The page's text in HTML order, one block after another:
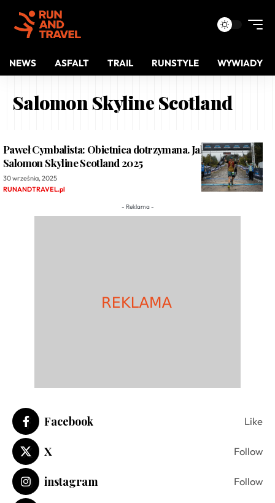
NEWS ASFALT TRAIL RUNSTYLE WYWIADY
Salomon Skyline Scotland
Paweł Cymbalista: Obietnica dotrzymana. Jak wygrałem
Salomon Skyline Scotland 2025
30 września, 2025
RUNANDTRAVEL.pl
- Reklama -
Facebook Like
X Follow
instagram Follow